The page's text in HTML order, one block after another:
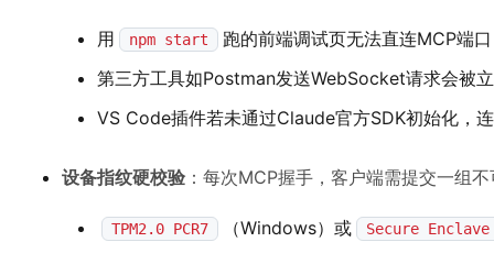
用 npm start
跑的前端调试页无法直连MCP端
第三方工具如Postman发送WebSocket请求会被
VS Code插件若未通过Claude官方SDK初始化，
设备指纹硬校验 ：每次MCP握手，客户端需提交一组
TPM2.0 PCR7 （Windows）或 Secure Enclave